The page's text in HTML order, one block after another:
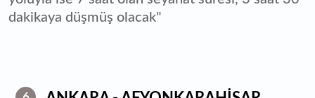
dakikaya düşmüş olacak"